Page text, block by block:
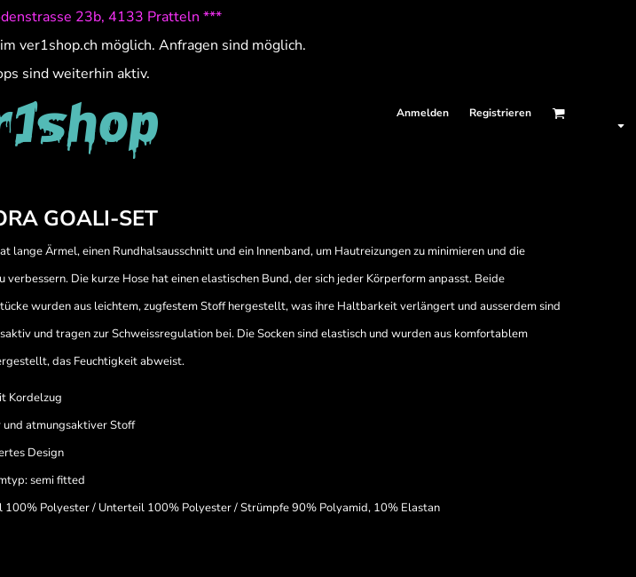
23b, 4133 Pratteln ***
ver1shop.ch möglich. Anfragen sind möglich.
sind weiterhin aktiv.
Anmelden Registrieren
GOALI-SET
lange Ärmel, einen Rundhalsausschnitt und ein Innenband, um Hautreizungen zu minimieren und die
verbessern. Die kurze Hose hat einen elastischen Bund, der sich jeder Körperform anpasst. Beide
wurden aus leichtem, zugfestem Stoff hergestellt, was ihre Haltbarkeit verlängert und ausserdem sind
und tragen zur Schweissregulation bei. Die Socken sind elastisch und wurden aus komfortablem
das Feuchtigkeit abweist.
Kordelzug
und atmungsaktiver Stoff
Design
semi fitted
100% Polyester / Unterteil 100% Polyester / Strümpfe 90% Polyamid, 10% Elastan